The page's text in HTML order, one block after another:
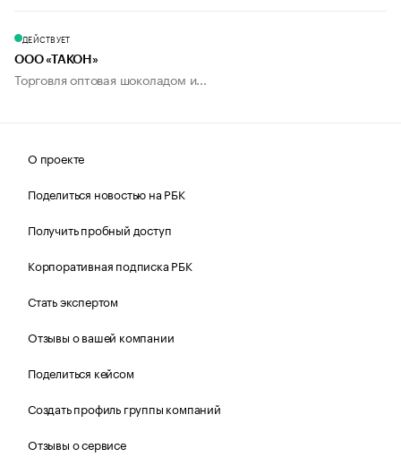
ДЕЙСТВУЕТ
ООО «ТАКОН»
Торговля оптовая шоколадом и...
О проекте
Поделиться новостью на РБК
Получить пробный доступ
Корпоративная подписка РБК
Стать экспертом
Отзывы о вашей компании
Поделиться кейсом
Создать профиль группы компаний
Отзывы о сервисе